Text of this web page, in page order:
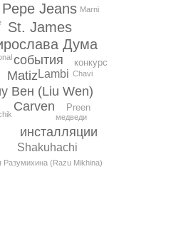
St. James
Pepe Jeans
Дума
события
Matiz
Вен (Liu Wen)
Carven
инсталляции
Shakuhachi
Lambi
Preen
конкурс
Marni
Разумихина (Razu Mikhina)
Chavi
медведи